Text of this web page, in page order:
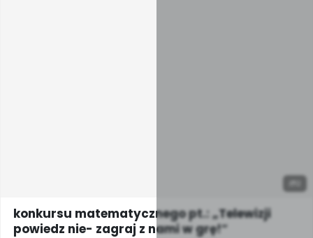
konkursu matematycznego pt.: „Telewizji
powiedz nie- zagraj z nami w grę!”